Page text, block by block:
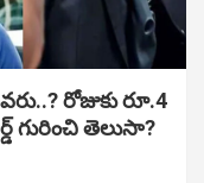
రోజుకు రూ.4
గురించి తెలుసా?